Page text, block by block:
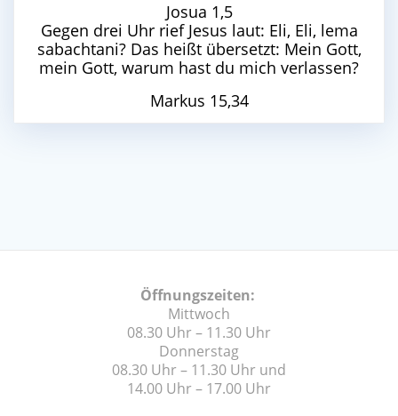
Josua 1,5
Gegen drei Uhr rief Jesus laut: Eli, Eli, lema
sabachtani? Das heißt übersetzt: Mein Gott,
mein Gott, warum hast du mich verlassen?
Markus 15,34
Öffnungszeiten:
Mittwoch
08.30 Uhr – 11.30 Uhr
Donnerstag
08.30 Uhr – 11.30 Uhr und
14.00 Uhr – 17.00 Uhr